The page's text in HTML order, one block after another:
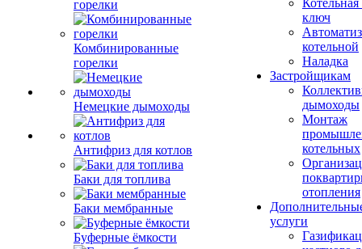
горелки
Комбинированные
горелки
Немецкие дымоходы
Антифриз для котлов
Баки для топлива
Баки мембранные
Буферные ёмкости
ключ
котельной
Наладка
Застройщикам
дымоходы
Монтаж
котельных
отопления
услуги